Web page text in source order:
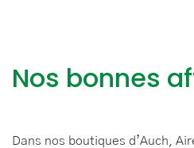
Nos bonnes
Dans nos boutiques d’Auch,